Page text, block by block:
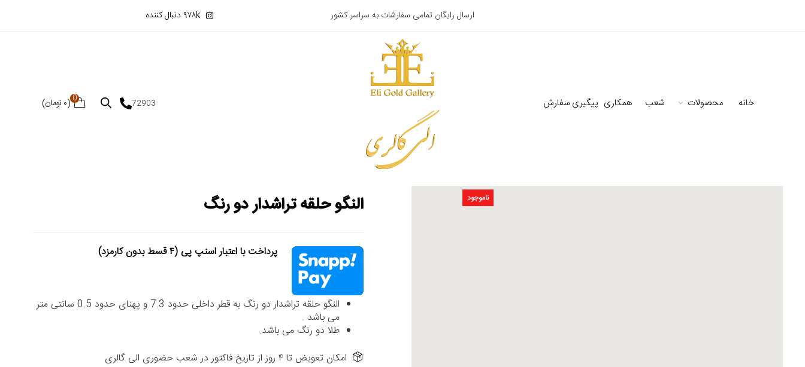
ارسال رایگان تمامی سفارشات به سراسر کشور ۹۷۸k دنبال کننده
خانه محصولات شعب همکاری پیگیری سفارش 72903
0
(۰ تومان)
قیمت طلای 18 عیار 18,506,000 تومان
ناموجود النگو حلقه تراشدار دو رنگ
پرداخت با اعتبار اسنپ پی (۴ قسط بدون کارمزد)
النگو حلقه تراشدار دو رنگ به قطر داخلی حدود 7.3 و پهنای حدود 0.5 سانتی متر
می باشد .
طلا دو رنگ می باشد.
امکان تعویض تا ۴ روز از تاریخ فاکتور در شعب حضوری الی گالری